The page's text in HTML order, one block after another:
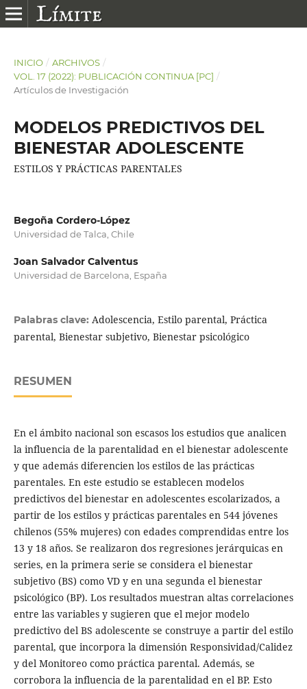
INICIO / ARCHIVOS /
VOL. 17 (2022): PUBLICACIÓN CONTINUA [PC] /
Artículos de Investigación
MODELOS PREDICTIVOS DEL
BIENESTAR ADOLESCENTE
ESTILOS Y PRÁCTICAS PARENTALES
Begoña Cordero-López
Universidad de Talca, Chile
Joan Salvador Calventus
Universidad de Barcelona, España
Palabras clave: Adolescencia, Estilo parental, Práctica
parental, Bienestar subjetivo, Bienestar psicológico
RESUMEN
En el ámbito nacional son escasos los estudios que analicen
la influencia de la parentalidad en el bienestar adolescente
y que además diferencien los estilos de las prácticas
parentales. En este estudio se establecen modelos
predictivos del bienestar en adolescentes escolarizados, a
partir de los estilos y prácticas parentales en 544 jóvenes
chilenos (55% mujeres) con edades comprendidas entre los
13 y 18 años. Se realizaron dos regresiones jerárquicas en
series, en la primera serie se considera el bienestar
subjetivo (BS) como VD y en una segunda el bienestar
psicológico (BP). Los resultados muestran altas correlaciones
entre las variables y sugieren que el mejor modelo
predictivo del BS adolescente se construye a partir del estilo
parental, que incorpora la dimensión Responsividad/Calidez
y del Monitoreo como práctica parental. Además, se
corrobora la influencia de la parentalidad en el BP. Esto